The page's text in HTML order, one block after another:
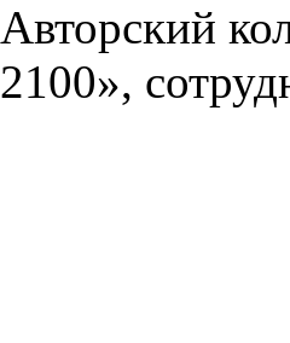
Авторский
2100»,